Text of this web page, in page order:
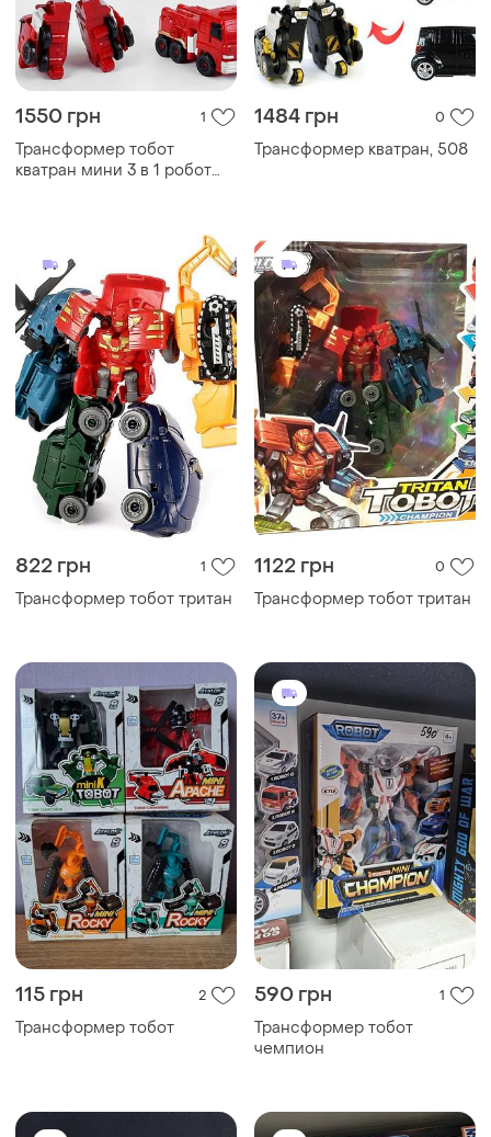
1550 грн 1
Трансформер тобот
кватран мини 3 в 1 робот
1484 грн 0
Трансформер кватран, 508
822 грн 1
Трансформер тобот тритан
1122 грн 0
Трансформер тобот тритан
115 грн 2
Трансформер тобот
590 грн 1
Трансформер тобот
чемпион